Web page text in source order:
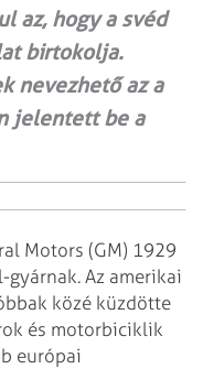
az, hogy a svéd
birtokolja.
nevezhető az a
jelentett be a
Motors (GM) 1929
Az amerikai
közé küzdötte
és motorbiciklik
európai